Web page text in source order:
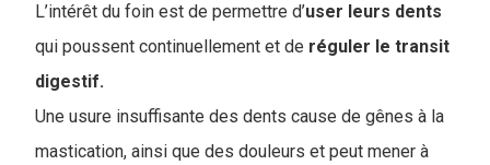
L’intérêt du foin est de permettre d’user leurs dents
qui poussent continuellement et de réguler le transit
digestif.
Une usure insuffisante des dents cause de gênes à la
mastication, ainsi que des douleurs et peut mener à